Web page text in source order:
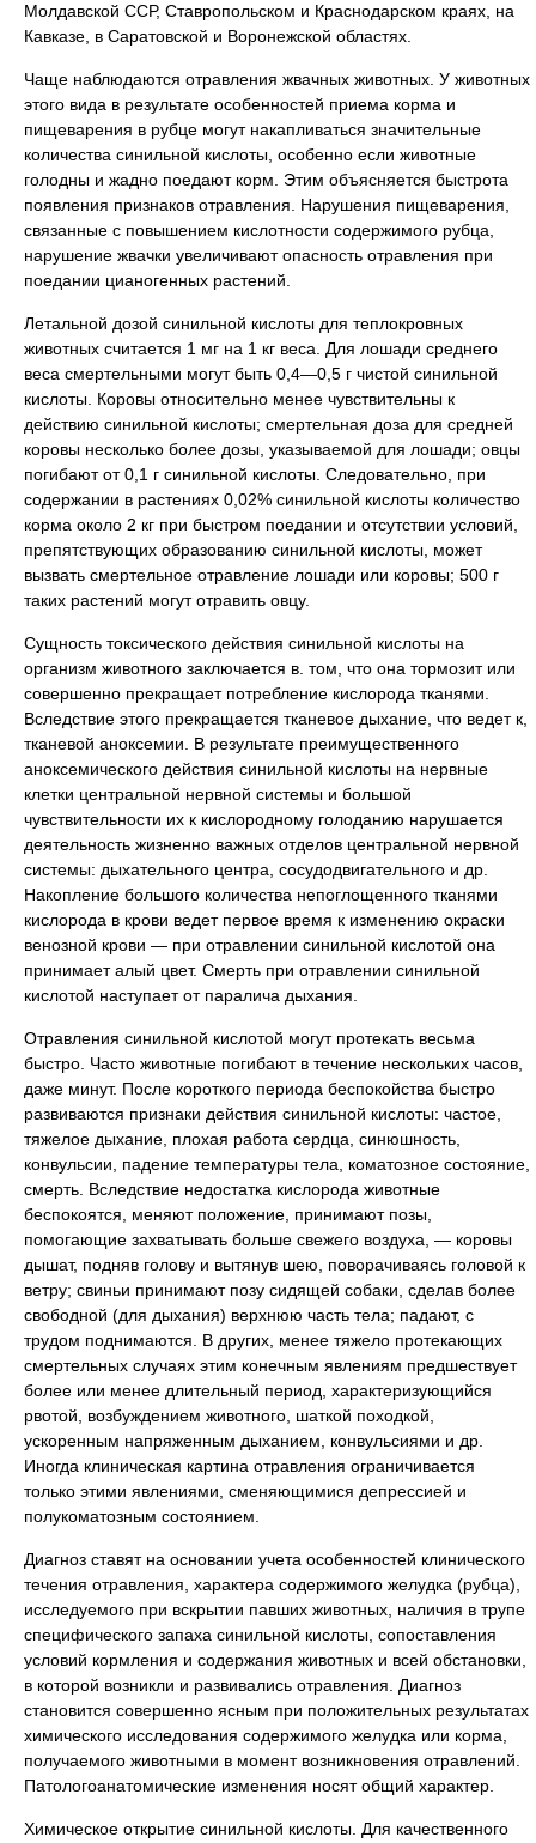
Молдавской ССР, Ставропольском и Краснодарском краях, на
Кавказе, в Саратовской и Воронежской областях.
Чаще наблюдаются отравления жвачных животных. У животных
этого вида в результате особенностей приема корма и
пищеварения в рубце могут накапливаться значительные
количества синильной кислоты, особенно если животные
голодны и жадно поедают корм. Этим объясняется быстрота
появления признаков отравления. Нарушения пищеварения,
связанные с повышением кислотности содержимого рубца,
нарушение жвачки увеличивают опасность отравления при
поедании цианогенных растений.
Летальной дозой синильной кислоты для теплокровных
животных считается 1 мг на 1 кг веса. Для лошади среднего
веса смертельными могут быть 0,4—0,5 г чистой синильной
кислоты. Коровы относительно менее чувствительны к
действию синильной кислоты; смертельная доза для средней
коровы несколько более дозы, указываемой для лошади; овцы
погибают от 0,1 г синильной кислоты. Следовательно, при
содержании в растениях 0,02% синильной кислоты количество
корма около 2 кг при быстром поедании и отсутствии условий,
препятствующих образованию синильной кислоты, может
вызвать смертельное отравление лошади или коровы; 500 г
таких растений могут отравить овцу.
Сущность токсического действия синильной кислоты на
организм животного заключается в. том, что она тормозит или
совершенно прекращает потребление кислорода тканями.
Вследствие этого прекращается тканевое дыхание, что ведет к,
тканевой аноксемии. В результате преимущественного
аноксемического действия синильной кислоты на нервные
клетки центральной нервной системы и большой
чувствительности их к кислородному голоданию нарушается
деятельность жизненно важных отделов центральной нервной
системы: дыхательного центра, сосудодвигательного и др.
Накопление большого количества непоглощенного тканями
кислорода в крови ведет первое время к изменению окраски
венозной крови — при отравлении синильной кислотой она
принимает алый цвет. Смерть при отравлении синильной
кислотой наступает от паралича дыхания.
Отравления синильной кислотой могут протекать весьма
быстро. Часто животные погибают в течение нескольких часов,
даже минут. После короткого периода беспокойства быстро
развиваются признаки действия синильной кислоты: частое,
тяжелое дыхание, плохая работа сердца, синюшность,
конвульсии, падение температуры тела, коматозное состояние,
смерть. Вследствие недостатка кислорода животные
беспокоятся, меняют положение, принимают позы,
помогающие захватывать больше свежего воздуха, — коровы
дышат, подняв голову и вытянув шею, поворачиваясь головой к
ветру; свиньи принимают позу сидящей собаки, сделав более
свободной (для дыхания) верхнюю часть тела; падают, с
трудом поднимаются. В других, менее тяжело протекающих
смертельных случаях этим конечным явлениям предшествует
более или менее длительный период, характеризующийся
рвотой, возбуждением животного, шаткой походкой,
ускоренным напряженным дыханием, конвульсиями и др.
Иногда клиническая картина отравления ограничивается
только этими явлениями, сменяющимися депрессией и
полукоматозным состоянием.
Диагноз ставят на основании учета особенностей клинического
течения отравления, характера содержимого желудка (рубца),
исследуемого при вскрытии павших животных, наличия в трупе
специфического запаха синильной кислоты, сопоставления
условий кормления и содержания животных и всей обстановки,
в которой возникли и развивались отравления. Диагноз
становится совершенно ясным при положительных результатах
химического исследования содержимого желудка или корма,
получаемого животными в момент возникновения отравлений.
Патологоанатомические изменения носят общий характер.
Химическое открытие синильной кислоты. Для качественного